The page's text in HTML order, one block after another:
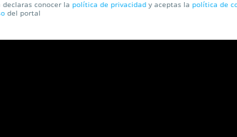
conocer la política de privacidad y aceptas la política de
del portal